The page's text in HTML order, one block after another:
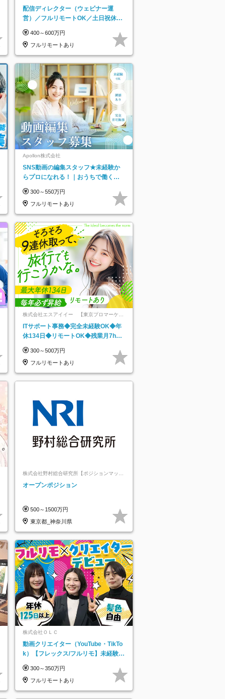
配信ディレクター（ウェビナー運
営）／フルリモートOK／土日祝休み
400～600万円
フルリモートあり
Apollon株式会社
SNS動画の編集スタッフ★未経験か
らプロになれる！｜おうちで働くフ
300～550万円
フルリモートあり
株式会社エスアイイー 【東京プロマーケッ
ITサポート事務◆完全未経験OK◆年
休134日◆リモートOK◆残業月7h以
300～500万円
フルリモートあり
株式会社野村総合研究所【ポジションマッチ
オープンポジション
500～1500万円
東京都_神奈川県
株式会社ＯＬＣ
動画クリエイター（YouTube・TikTo
k）【フレックス/フルリモ】未経験O
300～350万円
フルリモートあり